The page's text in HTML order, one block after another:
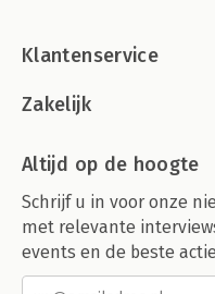
Klantenservice
Zakelijk
Altijd op de hoogte
Schrijf u in voor onze
met relevante
events en de beste